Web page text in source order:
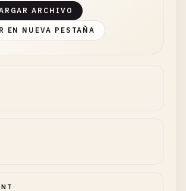
ARCHIVO
EN NUEVA PESTAÑA